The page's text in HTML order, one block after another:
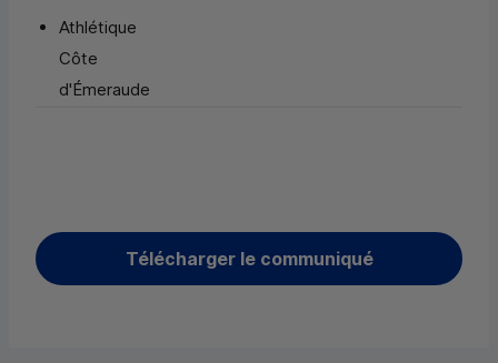
Athlétique
Côte
d'Émeraude
Télécharger le communiqué